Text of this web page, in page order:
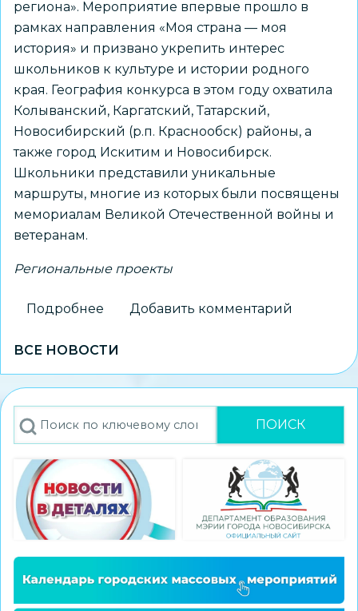
региона». Мероприятие впервые прошло в
рамках направления «Моя страна — моя
история» и призвано укрепить интерес
школьников к культуре и истории родного
края. География конкурса в этом году охватила
Колыванский, Каргатский, Татарский,
Новосибирский (р.п. Краснообск) районы, а
также город Искитим и Новосибирск.
Школьники представили уникальные
маршруты, многие из которых были посвящены
мемориалам Великой Отечественной войны и
ветеранам.
Региональные проекты
Подробнее
школьник
стал
победителем
экскурсионных
«Памятные
места
моего
региона»
Добавить комментарий
ВСЕ НОВОСТИ
Поиск